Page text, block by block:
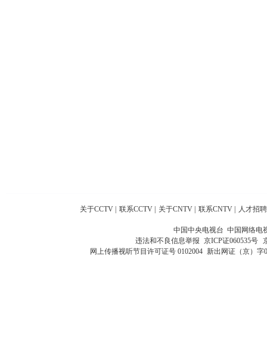
关于CCTV 联系CCTV 关于CNTV 联系CNTV 人才招聘
中国中央电视台 中国网络电
违法和不良信息举报 京ICP证060535号
网上传播视听节目许可证号 0102004 新出网证（京）